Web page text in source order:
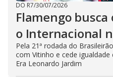
DO R7/30/07/2026
Flamengo
o Internacional
Pela 21ª rodada do
com Vitinho e cede
Era Leonardo Jardim